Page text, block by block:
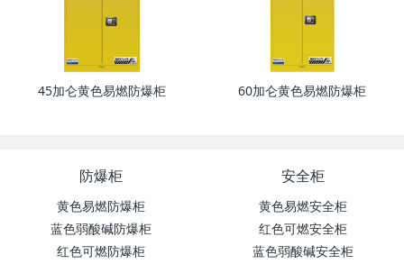
45加仑黄色易燃防爆柜 60加仑黄色易燃防爆柜
防爆柜
黄色易燃防爆柜
蓝色弱酸碱防爆柜
红色可燃防爆柜
安全柜
黄色易燃安全柜
红色可燃安全柜
蓝色弱酸碱安全柜